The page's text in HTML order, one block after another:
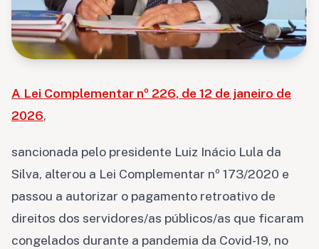
A Lei Complementar nº 226, de 12 de janeiro de
2026,
sancionada pelo presidente Luiz Inácio Lula da
Silva, alterou a Lei Complementar nº 173/2020 e
passou a autorizar o pagamento retroativo de
direitos dos servidores/as públicos/as que ficaram
congelados durante a pandemia da Covid-19, no